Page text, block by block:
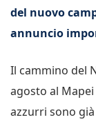
del nuovo
annuncio
Il cammino del
agosto al
azzurri sono